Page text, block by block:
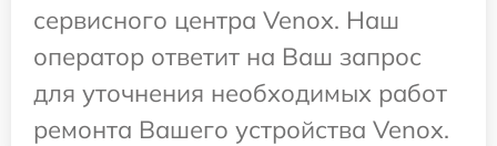
сервисного центра Venox. Наш
оператор ответит на Ваш запрос
для уточнения необходимых работ
ремонта Вашего устройства Venox.